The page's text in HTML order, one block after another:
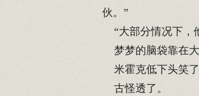
伙。”
“大部分情况下，
梦梦的脑袋靠在大
米霍克低下头笑
古怪透了。